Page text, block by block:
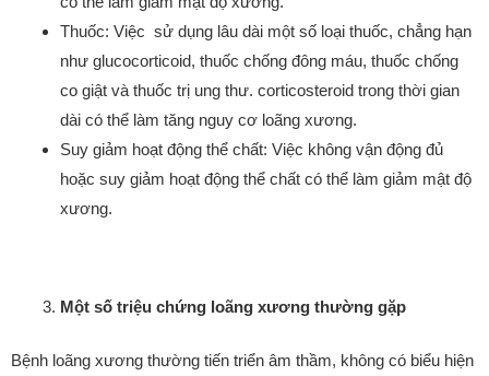
Thuốc: Việc sử dụng lâu dài một số loại thuốc, chẳng hạn
như glucocorticoid, thuốc chống đông máu, thuốc chống
co giật và thuốc trị ung thư. corticosteroid trong thời gian
dài có thể làm tăng nguy cơ loãng xương.
Suy giảm hoạt động thể chất: Việc không vận động đủ
hoặc suy giảm hoạt động thể chất có thể làm giảm mật độ
xương.
Một số triệu chứng loãng xương thường gặp
Bệnh loãng xương thường tiến triển âm thầm, không có biểu hiện